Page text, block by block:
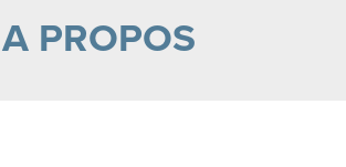
A PROPOS